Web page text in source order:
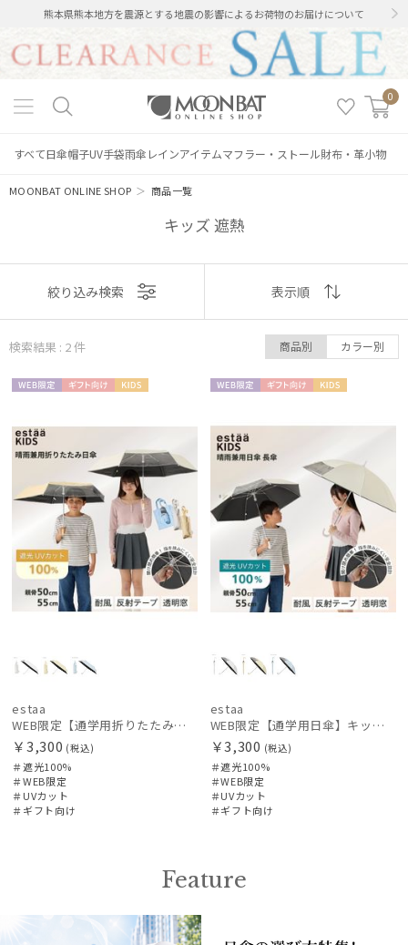
熊本県熊本地方を震源とする地震の影響によるお荷物のお届けについて
0
すべて日傘帽子UV手袋雨傘 レインアイテムマフラー・ストール財布・革小物
MOONBAT ONLINE SHOP ＞商品一覧
キッズ 遮熱
レディース メンズ キッズ
カテゴリー
ブランド
傘機能
その他
カラー
価格・割引率
在庫表示
表示
おすすめ
価格の高い
順
価格の低い
順
人気順
売上点数順
絞り込み検索 表示順
検索結果 : 2件 商品別 カラー別
estaa
WEB限定【通学用折りたたみ日傘】キッズ日傘 プレーン 遮光100 UV100 耐風
￥3,300 (税込)
＃遮光100%
＃WEB限定
＃UVカット
＃ギフト向け
estaa
WEB限定【通学用日傘】キッズ日傘 プレーン 遮光100 UV100 耐風
￥3,300 (税込)
＃遮光100%
＃WEB限定
＃UVカット
＃ギフト向け
Feature